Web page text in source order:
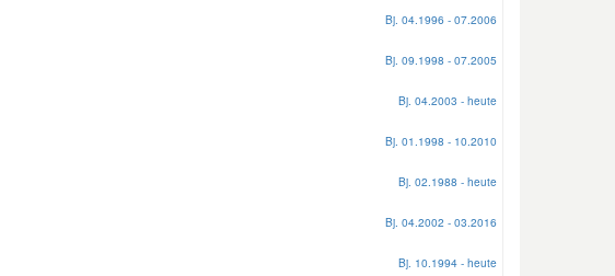
Bj. 04.1996 - 07.2006
Bj. 09.1998 - 07.2005
Bj. 04.2003 - heute
Bj. 01.1998 - 10.2010
Bj. 02.1988 - heute
Bj. 04.2002 - 03.2016
Bj. 10.1994 - heute